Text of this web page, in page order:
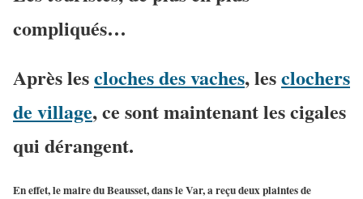
compliqués…
Après lescloches des vaches, lesclochers
de village, ce sont maintenant les cigales
qui dérangent.
En effet, le maire du Beausset, dans le Var, a reçudeux plaintes de